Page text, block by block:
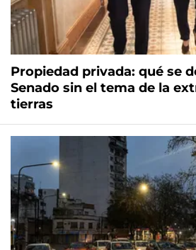
Propiedad privada: qué se
Senado sin el tema de la
tierras